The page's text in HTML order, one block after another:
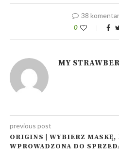
38
0
MY
previous post
ORIGINS | WYBIERZ MASKĘ,
WPROWADZONA DO